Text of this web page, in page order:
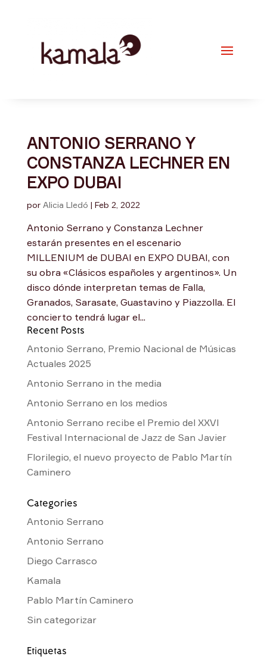
ANTONIO SERRANO Y
CONSTANZA LECHNER EN
EXPO DUBAI
por Alicia Lledó | Feb 2, 2022
Antonio Serrano y Constanza Lechner
estarán presentes en el escenario
MILLENIUM de DUBAI en EXPO DUBAI, con
su obra «Clásicos españoles y argentinos». Un
disco dónde interpretan temas de Falla,
Granados, Sarasate, Guastavino y Piazzolla. El
concierto tendrá lugar el...
Recent Posts
Antonio Serrano, Premio Nacional de Músicas
Actuales 2025
Antonio Serrano in the media
Antonio Serrano en los medios
Antonio Serrano recibe el Premio del XXVI
Festival Internacional de Jazz de San Javier
Florilegio, el nuevo proyecto de Pablo Martín
Caminero
Categories
Antonio Serrano
Antonio Serrano
Diego Carrasco
Kamala
Pablo Martín Caminero
Sin categorizar
Etiquetas